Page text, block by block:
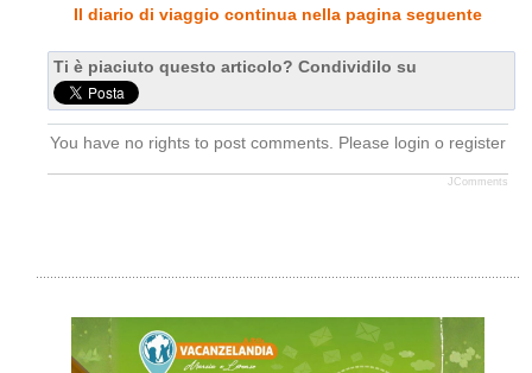
Il diario di viaggio continua nella pagina seguente
Ti è piaciuto questo articolo? Condividilo su
You have no rights to post comments. Please login o register
JComments